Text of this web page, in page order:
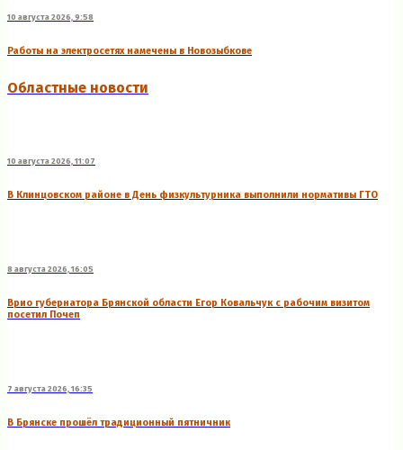
10 августа 2026, 9:58
Работы на электросетях намечены в Новозыбкове
Областные новости
10 августа 2026, 11:07
В Клинцовском районе в День физкультурника выполнили нормативы ГТО
8 августа 2026, 16:05
Врио губернатора Брянской области Егор Ковальчук с рабочим визитом
посетил Почеп
7 августа 2026, 16:35
В Брянске прошёл традиционный пятничник